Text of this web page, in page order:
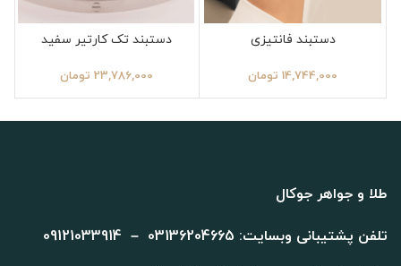
دستبند فانتیزی
14,744,000 تومان
دستبند تک کارتیر سفید
23,786,000 تومان
طلا و جواهر جوکال
تلفن پشتیبانی وبسایت: 03136204665 – 09121033914